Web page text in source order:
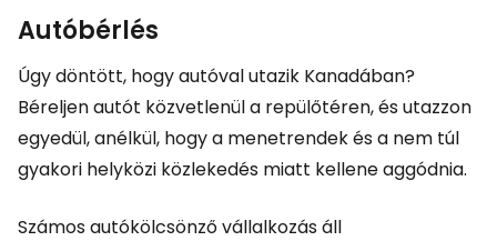
Autóbérlés
Úgy döntött, hogy autóval utazik Kanadában?
Béreljen autót közvetlenül a repülőtéren, és utazzon
egyedül, anélkül, hogy a menetrendek és a nem túl
gyakori helyközi közlekedés miatt kellene aggódnia.
Számos autókölcsönző vállalkozás áll